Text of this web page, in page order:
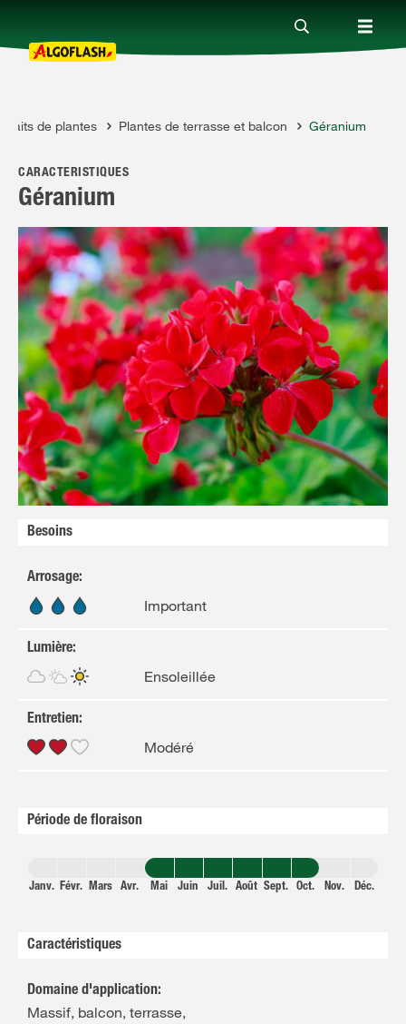
Nos produits
Conseils
Thèmes
Qui sommes-nous ?
Promotions
de plantes Plantes de terrasse et balcon Géranium
CARACTÉRISTIQUES
Géranium
Besoins
Arrosage:
Important
Lumière:
Ensoleillée
Entretien:
Modéré
Période de floraison
Janv. Févr. Mars Avr. Mai Juin Juil. Août Sept. Oct. Nov. Déc.
Caractéristiques
Domaine d'application:
Massif, balcon, terrasse,